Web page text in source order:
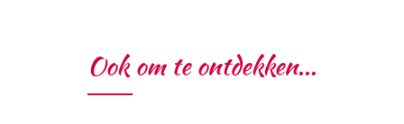
Ook om te ontdekken...